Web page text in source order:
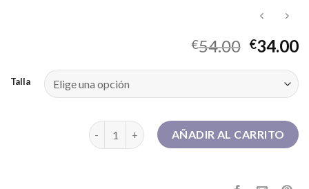
€54.00 €34.00
Talla
botas camperas mujer cantidadAÑADIR AL CARRITO